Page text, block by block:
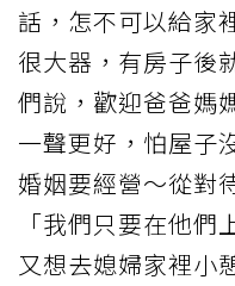
話，怎不可以給家
很大器，有房子後
們說，歡迎爸爸媽
一聲更好，怕屋子
婚姻要經營～從對
「我們只要在他
又想去媳婦家裡小